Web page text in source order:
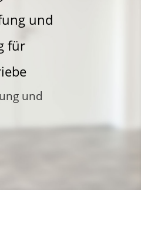
und
für
und